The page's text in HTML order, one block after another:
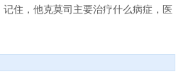
住，他克莫司主要治疗什么病症，医